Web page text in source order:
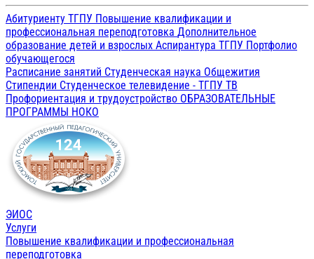
Абитуриенту ТГПУ Повышение квалификации и
профессиональная переподготовка Дополнительное
образование детей и взрослых Аспирантура ТГПУ Портфолио
обучающегося
Расписание занятий Студенческая наука Общежития
Стипендии Студенческое телевидение - ТГПУ ТВ
Профориентация и трудоустройство ОБРАЗОВАТЕЛЬНЫЕ
ПРОГРАММЫ НОКО
ЭИОС
Услуги
Повышение квалификации и профессиональная
переподготовка